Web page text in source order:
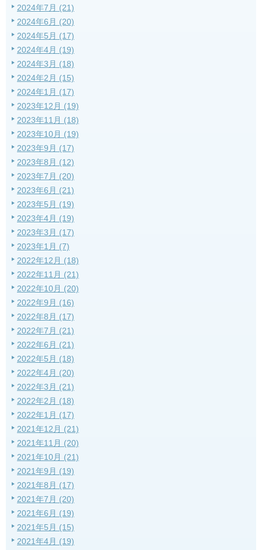
2024年7月 (21)
2024年6月 (20)
2024年5月 (17)
2024年4月 (19)
2024年3月 (18)
2024年2月 (15)
2024年1月 (17)
2023年12月 (19)
2023年11月 (18)
2023年10月 (19)
2023年9月 (17)
2023年8月 (12)
2023年7月 (20)
2023年6月 (21)
2023年5月 (19)
2023年4月 (19)
2023年3月 (17)
2023年1月 (7)
2022年12月 (18)
2022年11月 (21)
2022年10月 (20)
2022年9月 (16)
2022年8月 (17)
2022年7月 (21)
2022年6月 (21)
2022年5月 (18)
2022年4月 (20)
2022年3月 (21)
2022年2月 (18)
2022年1月 (17)
2021年12月 (21)
2021年11月 (20)
2021年10月 (21)
2021年9月 (19)
2021年8月 (17)
2021年7月 (20)
2021年6月 (19)
2021年5月 (15)
2021年4月 (19)